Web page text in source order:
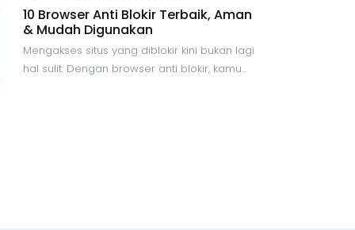
menjadi topik yang hangat diperbincangkan
di berbagai forum, terutama dalam konteks
hubungan internasional.
10 Browser Anti Blokir Terbaik, Aman
& Mudah Digunakan
Mengakses situs yang diblokir kini bukan lagi
hal sulit. Dengan browser anti blokir, kamu